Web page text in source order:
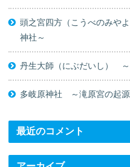
頭之宮四方（こうべのみや
神社～
丹生大師（にぶだいし）
多岐原神社 ～滝原宮の起
最近のコメント